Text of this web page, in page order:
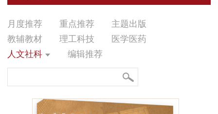
月度推荐 重点推荐
主题出版
教辅教材
理工科技
医学医药
人文社科
编辑推荐